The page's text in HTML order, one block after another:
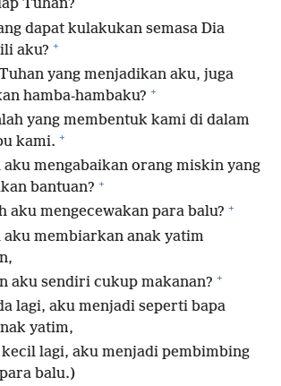
Tuhan?
dapat kulakukan semasa Dia
aku? +
yang menjadikan aku, juga
hamba-hambaku? +
yang membentuk kami di dalam
kami. +
mengabaikan orang miskin yang
bantuan? +
aku mengecewakan para balu? +
aku membiarkan anak yatim
aku sendiri cukup makanan? +
lagi, aku menjadi seperti bapa
yatim,
kecil lagi, aku menjadi pembimbing
balu.)